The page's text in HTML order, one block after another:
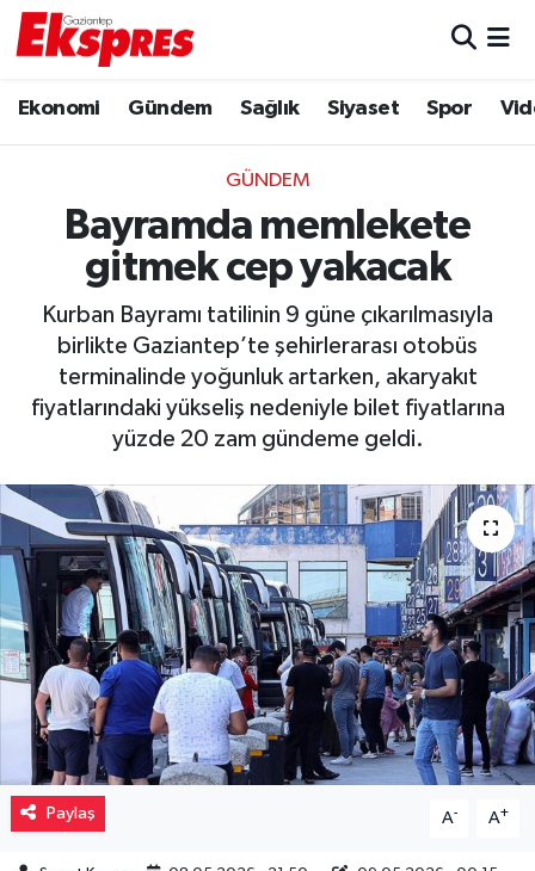
Ekonomi Gündem Sağlık Siyaset Spor
GÜNDEM
Bayramda memlekete
gitmek cep yakacak
Kurban Bayramı tatilinin 9 güne çıkarılmasıyla
birlikte Gaziantep’te şehirlerarası otobüs
terminalinde yoğunluk artarken, akaryakıt
fiyatlarındaki yükseliş nedeniyle bilet fiyatlarına
yüzde 20 zam gündeme geldi.
Paylaş A- A+
Ekonomi
Gaziantep son dakika
Genel
Gündem
Haberler
Kültür Sanat
Magazin
Müzik
Piyasa
Resmi İlanlar
Sağlık
Sinemalar
Trafik Durumu
Puan Durumu ve Fikstür
Tüm Manşetler
Son Dakika Haberleri
Haber Arşivi